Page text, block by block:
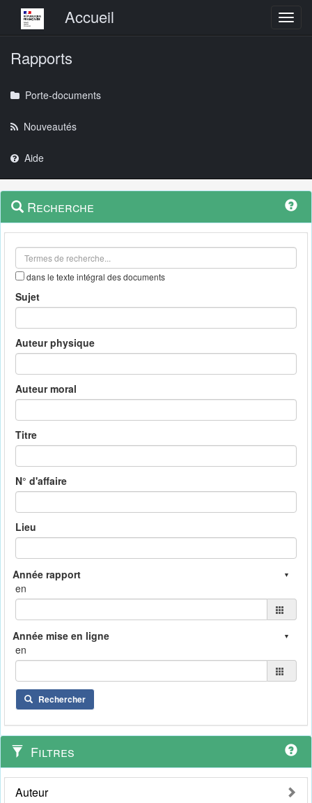
Menu principalAccueil
Rapports
Porte-documents
Nouveautés
Aide
Navigation
outils
Menu
contextuel
Recherche
dans le texte intégral des documents
Sujet
Auteur physique
Auteur moral
Titre
N° d'affaire
Lieu
en
en
Rechercher
Filtres
Auteur